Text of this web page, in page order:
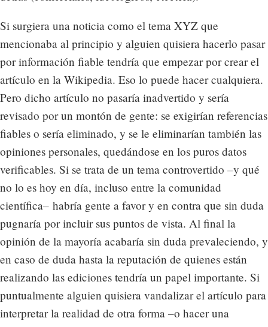
Si surgiera una noticia como el tema XYZ que
mencionaba al principio y alguien quisiera hacerlo pasar
por información fiable tendría que empezar por crear el
artículo en la Wikipedia. Eso lo puede hacer cualquiera.
Pero dicho artículo no pasaría inadvertido y sería
revisado por un montón de gente: se exigirían referencias
fiables o sería eliminado, y se le eliminarían también las
opiniones personales, quedándose en los puros datos
verificables. Si se trata de un tema controvertido –y qué
no lo es hoy en día, incluso entre la comunidad
científica– habría gente a favor y en contra que sin duda
pugnaría por incluir sus puntos de vista. Al final la
opinión de la mayoría acabaría sin duda prevaleciendo, y
en caso de duda hasta la reputación de quienes están
realizando las ediciones tendría un papel importante. Si
puntualmente alguien quisiera vandalizar el artículo para
interpretar la realidad de otra forma –o hacer una